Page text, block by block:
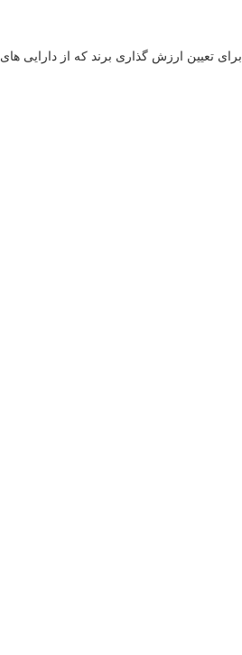
ایزو 10668 چیست؟ ایزو 10668 مناسب چه کسب و کارهایی است؟ استاندارد 10668 برای تعیین ارزش گذاری برند که از دارایی های